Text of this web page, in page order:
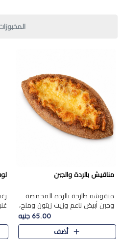
مناقيش بالردة والجبن
منقوشه طازجة بالرده المحمصة
وجبن أبيض ناعم وزيت زيتون وملح،
مباشرة من الفرن.الرده مع نعومة
الجبن فوق عجينة طازجة.
65.00 جنيه
أضف